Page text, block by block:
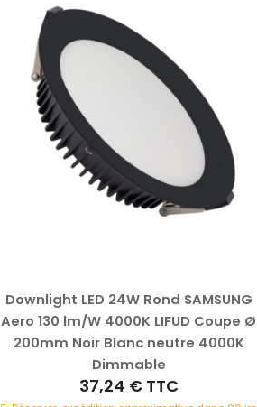
Downlight LED 24W Rond SAMSUNG
Aero 130 lm/W 4000K LIFUD Coupe Ø
200mm Noir Blanc neutre 4000K
Dimmable
37,24 € TTC